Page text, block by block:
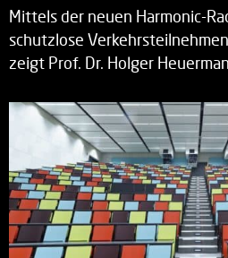
Mittels der neuen Harmonic-
schutzlose
zeigt Prof. Dr. Holger